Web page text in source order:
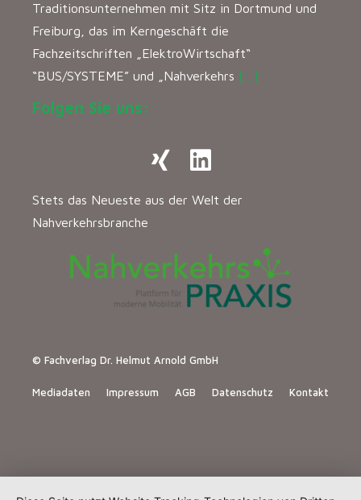
Traditionsunternehmen mit Sitz in Dortmund und
Freiburg, das im Kerngeschäft die
Fachzeitschriften „ElektroWirtschaft“
“BUS/SYSTEME” und „Nahverkehrs […]
Folgen Sie uns:
Stets das Neueste aus der Welt der
Nahverkehrsbranche
© Fachverlag Dr. Helmut Arnold GmbH
Mediadaten Impressum AGB Datenschutz Kontakt